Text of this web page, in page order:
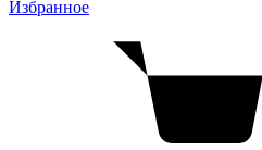
Избранное